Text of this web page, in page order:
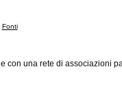
Fonti
con una rete di associazioni